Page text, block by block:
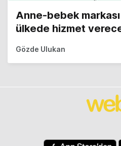
Anne-bebek
ülkede hizmet
Gözde Ulukan